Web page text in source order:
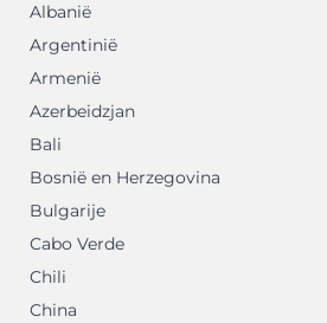
Albanië
Argentinië
Armenië
Azerbeidzjan
Bali
Bosnië en Herzegovina
Bulgarije
Cabo Verde
Chili
China